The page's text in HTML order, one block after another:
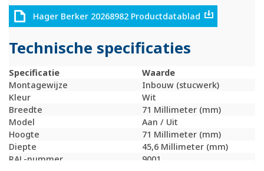
Hager Berker 20268982 Productdatablad
Technische specificaties
Specificatie
Waarde
Montagewijze
Inbouw (stucwerk)
Kleur
Wit
Breedte
71 Millimeter (mm)
Model
Aan / Uit
Hoogte
71 Millimeter (mm)
Diepte
45,6 Millimeter (mm)
RAL-nummer
9001